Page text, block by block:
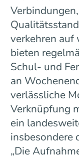
verkehren auf
bieten
Schul- und
an
verlässliche
Verknüpfung
ein
insbesondere
„Die